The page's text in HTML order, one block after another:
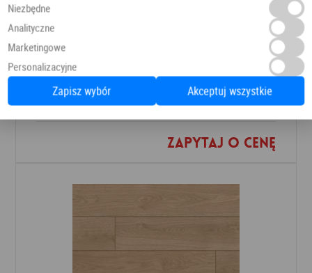
Panele winylowe PANELE
Zapytaj o cenę
Dodaj do ulubionych
Niezbędne
Analityczne
Marketingowe
Personalizacyjne
Zapisz wybór Akceptuj wszystkie